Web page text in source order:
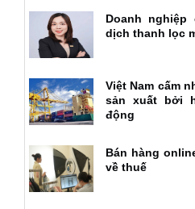
Doanh
dịch thanh lọc
Việt Nam cấm
sản xuất bởi
động
Bán hàng
về thuế